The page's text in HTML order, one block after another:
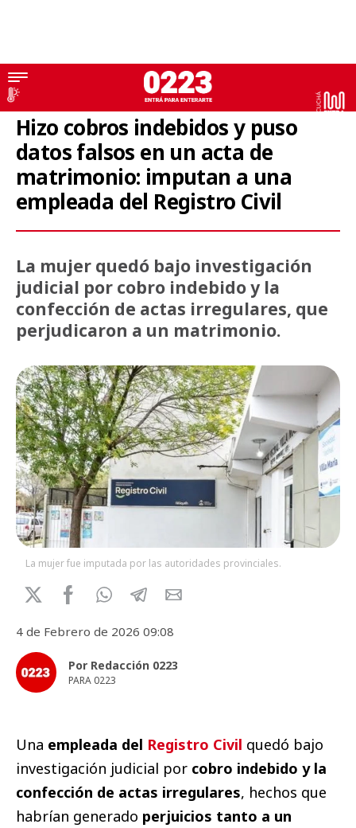
Imputada
Hizo cobros indebidos y puso
datos falsos en un acta de
matrimonio: imputan a una
empleada del Registro Civil
La mujer quedó bajo investigación
judicial por cobro indebido y la
confección de actas irregulares, que
perjudicaron a un matrimonio.
La mujer fue imputada por las autoridades provinciales.
4 de Febrero de 2026 09:08
Por Redacción 0223
PARA 0223
Una empleada del Registro Civil quedó bajo
investigación judicial por cobro indebido y la
confección de actas irregulares, hechos que
habrían generado perjuicios tanto a un